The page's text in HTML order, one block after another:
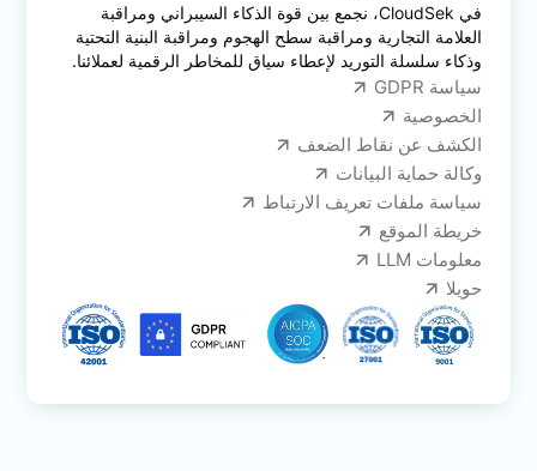
في CloudSek، نجمع بين قوة الذكاء السيبراني ومراقبة
العلامة التجارية ومراقبة سطح الهجوم ومراقبة البنية التحتية
وذكاء سلسلة التوريد لإعطاء سياق للمخاطر الرقمية لعملائنا.
سياسة GDPR
الخصوصية
الكشف عن نقاط الضعف
وكالة حماية البيانات
سياسة ملفات تعريف الارتباط
خريطة الموقع
معلومات LLM
حويلا